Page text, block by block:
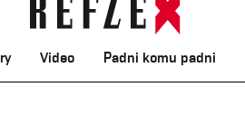
Video Padni komu padni